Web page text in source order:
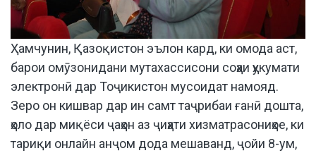
Ҳамчунин, Қазоқистон эълон кард, ки омода аст,
барои омӯзонидани мутахассисони соҳаи ҳукумати
электронӣ дар Тоҷикистон мусоидат намояд.
Зеро он кишвар дар ин самт таҷрибаи ғанӣ дошта,
ҳоло дар миқёси ҷаҳон аз ҷиҳати хизматрасониҳое, ки
тариқи онлайн анҷом дода мешаванд, ҷойи 8-ум,